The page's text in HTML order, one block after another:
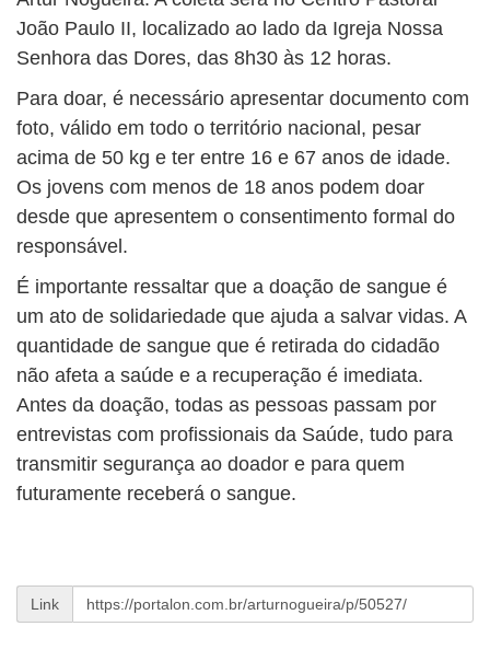
João Paulo II, localizado ao lado da Igreja Nossa
Senhora das Dores, das 8h30 às 12 horas.
Para doar, é necessário apresentar documento com
foto, válido em todo o território nacional, pesar
acima de 50 kg e ter entre 16 e 67 anos de idade.
Os jovens com menos de 18 anos podem doar
desde que apresentem o consentimento formal do
responsável.
É importante ressaltar que a doação de sangue é
um ato de solidariedade que ajuda a salvar vidas. A
quantidade de sangue que é retirada do cidadão
não afeta a saúde e a recuperação é imediata.
Antes da doação, todas as pessoas passam por
entrevistas com profissionais da Saúde, tudo para
transmitir segurança ao doador e para quem
futuramente receberá o sangue.
Link